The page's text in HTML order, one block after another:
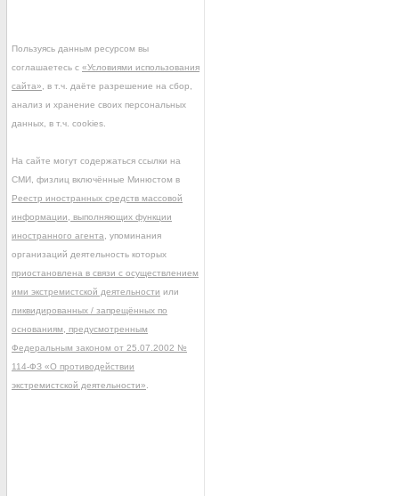
Пользуясь данным ресурсом вы
соглашаетесь с «Условиями использования
сайта» , в т.ч. даёте разрешение на сбор,
анализ и хранение своих персональных
данных, в т.ч. cookies.
На сайте могут содержаться ссылки на
СМИ, физлиц включённые Минюстом в
Реестр иностранных средств массовой
информации, выполняющих функции
иностранного агента , упоминания
организаций деятельность которых
приостановлена в связи с осуществлением
ими экстремистской деятельности или
ликвидированных / запрещённых по
основаниям, предусмотренным
Федеральным законом от 25.07.2002 №
114-ФЗ «О противодействии
экстремистской деятельности»